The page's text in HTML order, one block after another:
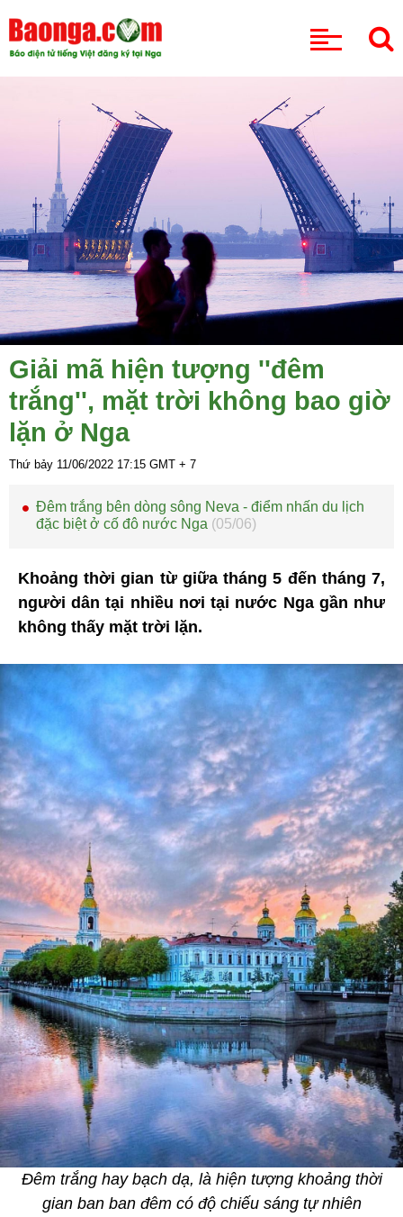
Giải mã hiện tượng ''đêm
trắng'', mặt trời không bao giờ
lặn ở Nga
Thứ bảy 11/06/2022 17:15 GMT + 7
Đêm trắng bên dòng sông Neva - điểm nhấn du lịch
đặc biệt ở cố đô nước Nga (05/06)
Khoảng thời gian từ giữa tháng 5 đến tháng 7,
người dân tại nhiều nơi tại nước Nga gần như
không thấy mặt trời lặn.
Đêm trắng hay bạch dạ, là hiện tượng khoảng thời
gian ban ban đêm có độ chiếu sáng tự nhiên